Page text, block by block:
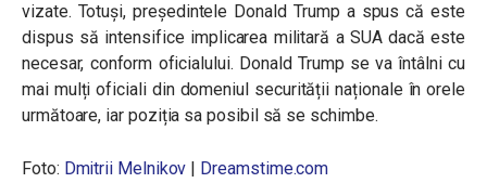
vizate. Totuși, președintele Donald Trump a spus că este
dispus să intensifice implicarea militară a SUA dacă este
necesar, conform oficialului. Donald Trump se va întâlni cu
mai mulți oficiali din domeniul securității naționale în orele
următoare, iar poziția sa posibil să se schimbe.
Foto: Dmitrii Melnikov Dreamstime.com